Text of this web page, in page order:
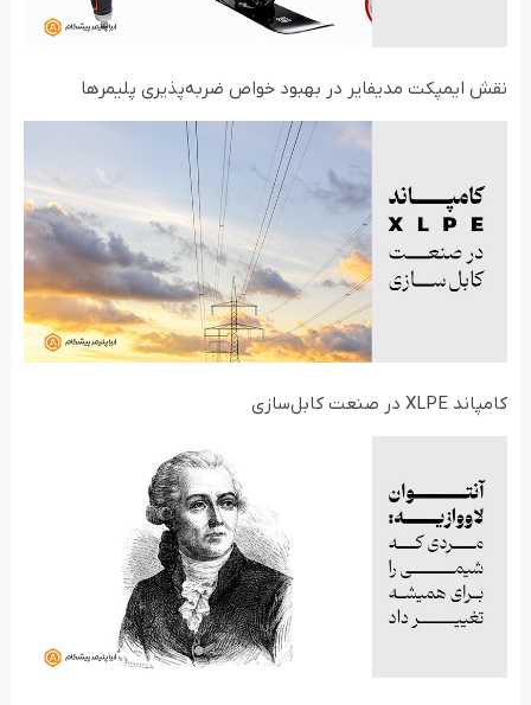
نقش ایمپکت مدیفایر در بهبود خواص ضربه‌پذیری پلیمرها
کامپاند XLPE در صنعت کابل‌سازی